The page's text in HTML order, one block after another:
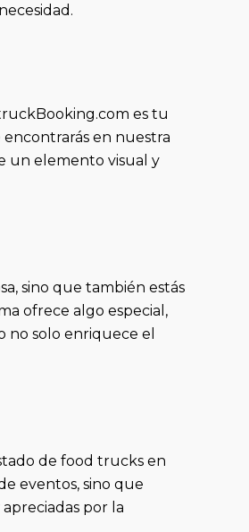
es tu
en nuestra
un elemento visual y
sino que también estás
ofrece algo especial,
no solo enriquece el
de food trucks en
eventos, sino que
por la